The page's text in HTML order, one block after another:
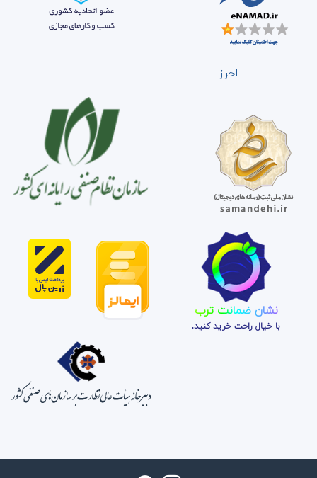
احراز
نشان ضمانت ترب
با خیال راحت خرید کنید.